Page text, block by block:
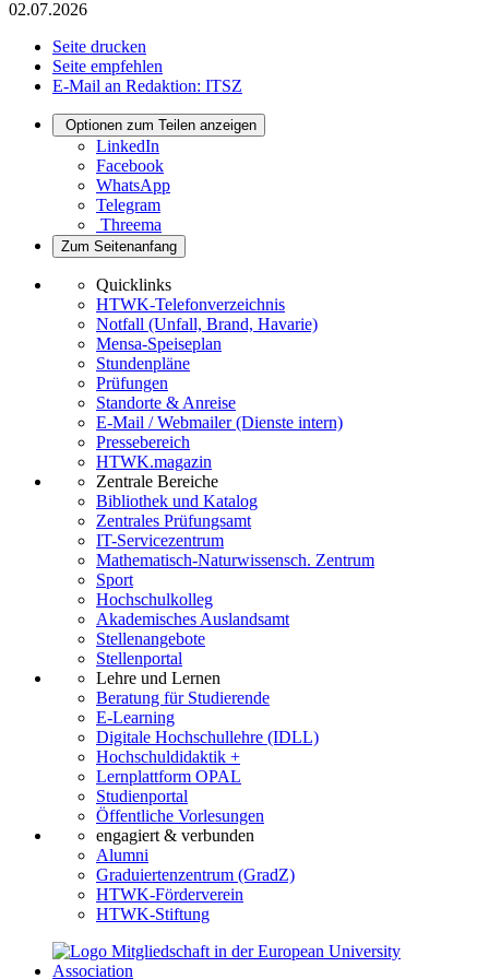
02.07.2026
Seite drucken
Seite empfehlen
E-Mail an Redaktion: ITSZ
Optionen zum Teilen anzeigen
LinkedIn
Facebook
WhatsApp
Telegram
Threema
Zum Seitenanfang
Quicklinks
HTWK-Telefonverzeichnis
Notfall (Unfall, Brand, Havarie)
Mensa-Speiseplan
Stundenpläne
Prüfungen
Standorte & Anreise
E-Mail / Webmailer (Dienste intern)
Pressebereich
HTWK.magazin
Zentrale Bereiche
Bibliothek und Katalog
Zentrales Prüfungsamt
IT-Servicezentrum
Mathematisch-Naturwissensch. Zentrum
Sport
Hochschulkolleg
Akademisches Auslandsamt
Stellenangebote
Stellenportal
Lehre und Lernen
Beratung für Studierende
E-Learning
Digitale Hochschullehre (IDLL)
Hochschuldidaktik +
Lernplattform OPAL
Studienportal
Öffentliche Vorlesungen
engagiert & verbunden
Alumni
Graduiertenzentrum (GradZ)
HTWK-Förderverein
HTWK-Stiftung